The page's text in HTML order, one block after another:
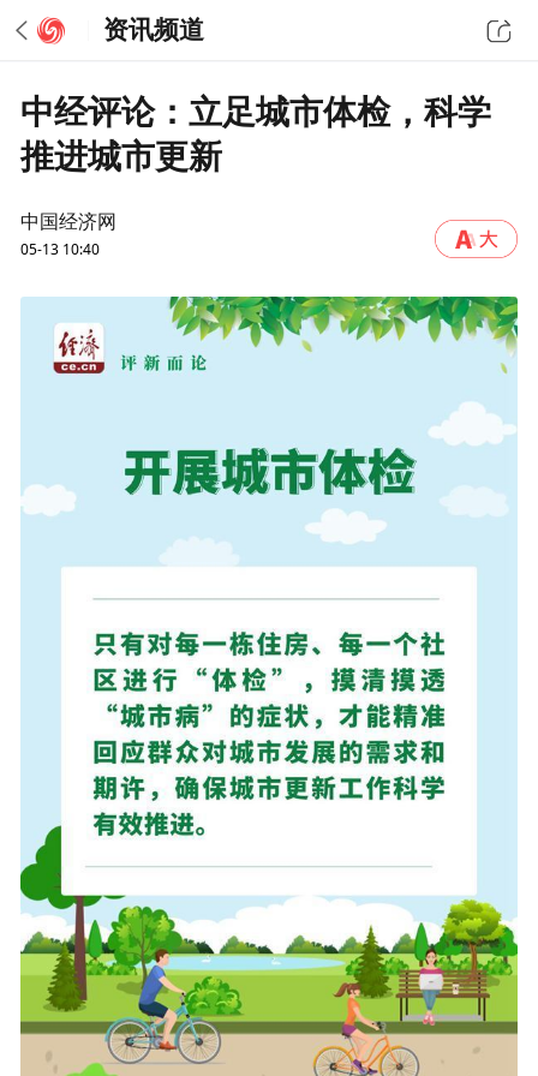
资讯频道
中经评论：立足城市体检，科学
推进城市更新
中国经济网
05-13 10:40